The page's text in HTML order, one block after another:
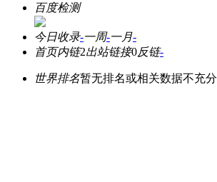
百度检测
今日收录-一周-一月-
首页内链2出站链接0反链-
世界排名暂无排名或相关数据不充分